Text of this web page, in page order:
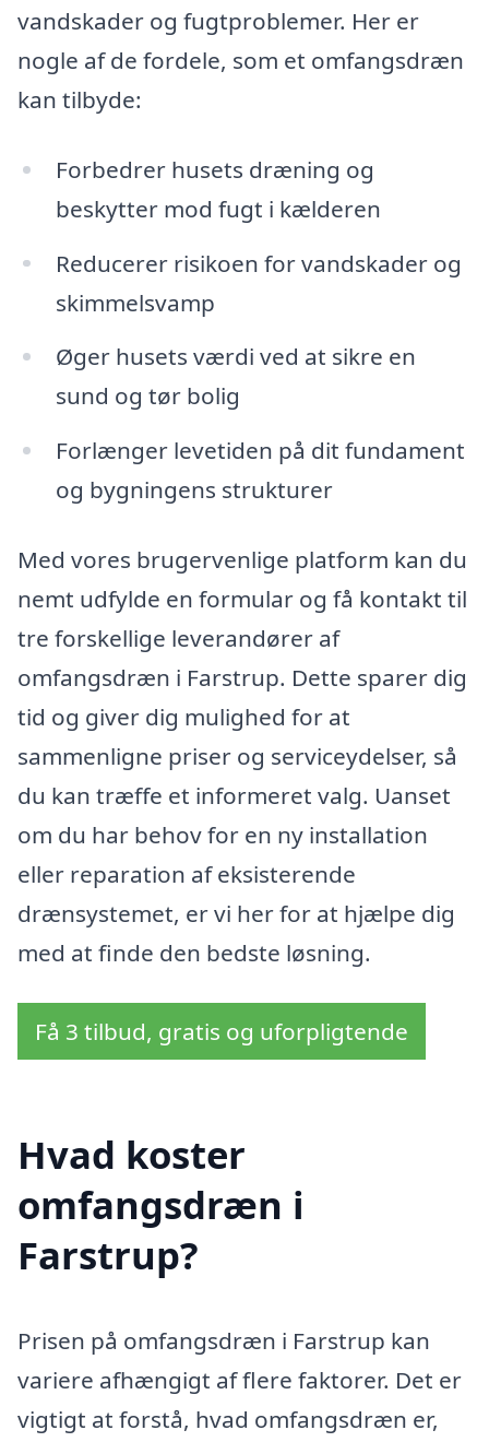
vandskader og fugtproblemer. Her er
nogle af de fordele, som et omfangsdræn
kan tilbyde:
Forbedrer husets dræning og
beskytter mod fugt i kælderen
Reducerer risikoen for vandskader og
skimmelsvamp
Øger husets værdi ved at sikre en
sund og tør bolig
Forlænger levetiden på dit fundament
og bygningens strukturer
Med vores brugervenlige platform kan du
nemt udfylde en formular og få kontakt til
tre forskellige leverandører af
omfangsdræn i Farstrup. Dette sparer dig
tid og giver dig mulighed for at
sammenligne priser og serviceydelser, så
du kan træffe et informeret valg. Uanset
om du har behov for en ny installation
eller reparation af eksisterende
drænsystemet, er vi her for at hjælpe dig
med at finde den bedste løsning.
Få 3 tilbud, gratis og uforpligtende
Hvad koster
omfangsdræn i
Farstrup?
Prisen på omfangsdræn i Farstrup kan
variere afhængigt af flere faktorer. Det er
vigtigt at forstå, hvad omfangsdræn er,